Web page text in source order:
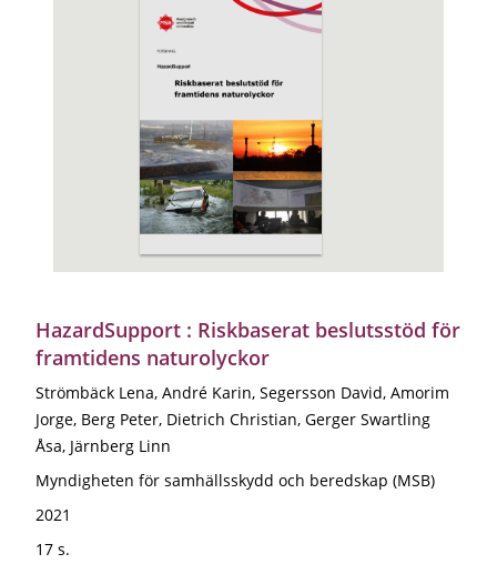
HazardSupport : Riskbaserat beslutsstöd för
framtidens naturolyckor
Strömbäck Lena, André Karin, Segersson David, Amorim
Jorge, Berg Peter, Dietrich Christian, Gerger Swartling
Åsa, Järnberg Linn
Myndigheten för samhällsskydd och beredskap (MSB)
2021
17 s.